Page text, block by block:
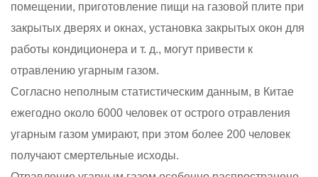
помещении, приготовление пищи на газовой плите при
закрытых дверях и окнах, установка закрытых окон для
работы кондиционера и т. д., могут привести к
отравлению угарным газом.
Согласно неполным статистическим данным, в Китае
ежегодно около 6000 человек от острого отравления
угарным газом умирают, при этом более 200 человек
получают смертельные исходы.